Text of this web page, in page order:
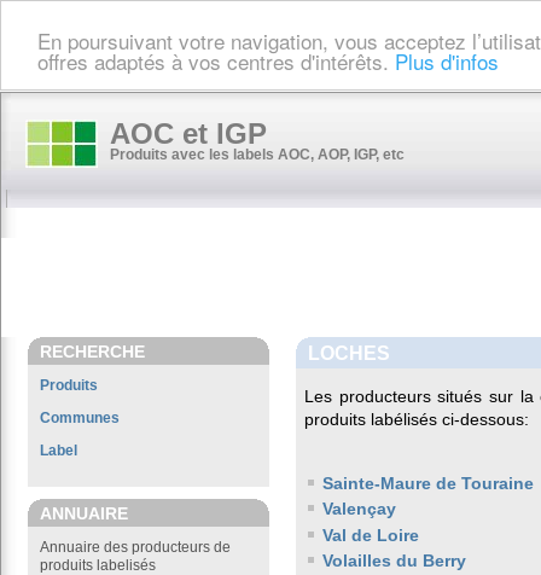
En poursuivant votre navigation, vous acceptez
offres adaptés à vos centres d'intérêts. Plus d'infos
AOC et IGP
Produits avec les labels AOC, AOP, IGP, etc
RECHERCHE
Produits
Communes
Label
ANNUAIRE
Annuaire des producteurs de
produits labelisés
LOCHES
Les producteurs situés sur
produits labélisés ci-dessous:
Sainte-Maure de Touraine
Valençay
Val de Loire
Volailles du Berry